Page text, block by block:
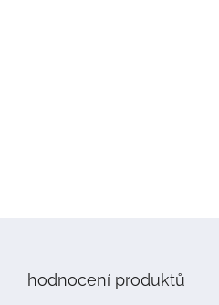
hodnocení produktů